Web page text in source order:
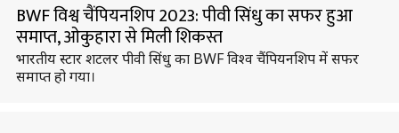
BWF विश्व चैंपियनशिप 2023: पीवी सिंधु का सफर हुआ
समाप्त, ओकुहारा से मिली शिकस्त
भारतीय स्टार शटलर पीवी सिंधु का BWF विश्व चैंपियनशिप में सफर
समाप्त हो गया।